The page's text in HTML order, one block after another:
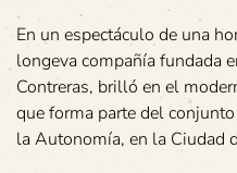
En un espectáculo de una
longeva compañía fundada
Contreras, brilló en el
que forma parte del
la Autonomía, en la Ciudad